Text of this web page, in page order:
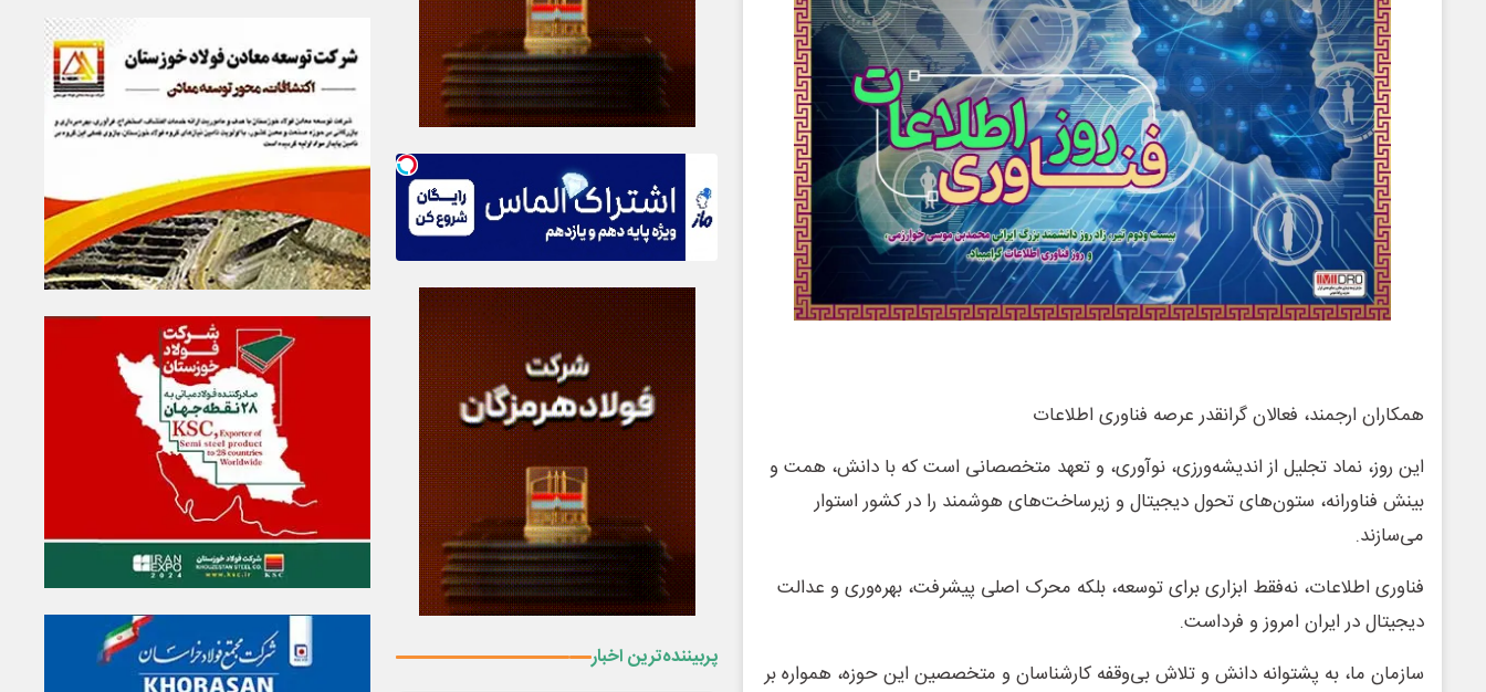
همکاران ارجمند، فعالان گرانقدر عرصه فناوری اطلاعات
این روز، نماد تجلیل از اندیشه‌ورزی، نوآوری، و تعهد متخصصانی است که با دانش، همت و
بینش فناورانه، ستون‌های تحول دیجیتال و زیرساخت‌های هوشمند را در کشور استوار
می‌سازند.
فناوری اطلاعات، نه‌فقط ابزاری برای توسعه، بلکه محرک اصلی پیشرفت، بهره‌وری و عدالت
دیجیتال در ایران امروز و فرداست.
سازمان ما، به پشتوانه دانش و تلاش بی‌وقفه کارشناسان و متخصصین این حوزه، همواره بر
پربیننده‌ترین اخبار